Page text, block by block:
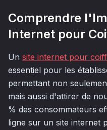
Comprendre
Internet pour
Un site internet pour
essentiel pour les
permettant non
mais aussi d'attirer de
% des consommateurs
ligne sur un site internet